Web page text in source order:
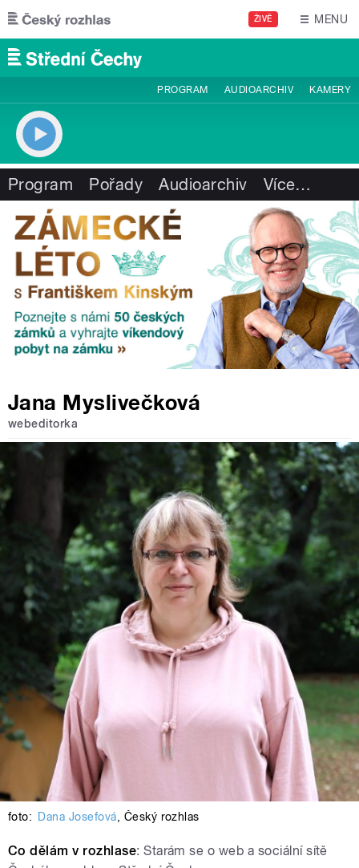
Přejít k hlavnímu obsahu
ŽIVĚ MENU
PROGRAM AUDIOARCHIV KAMERY
Program Pořady Audioarchiv Více…
Jana Myslivečková
webeditorka
foto: Dana Josefová, Český rozhlas
Co dělám v rozhlase: Starám se o web a sociální sítě